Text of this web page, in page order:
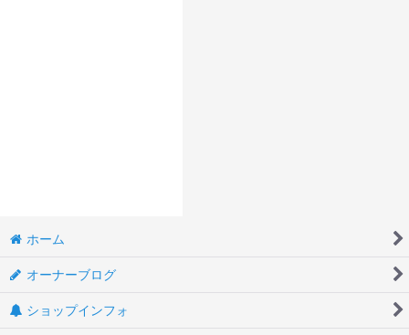
ホーム
オーナーブログ
ショップインフォ